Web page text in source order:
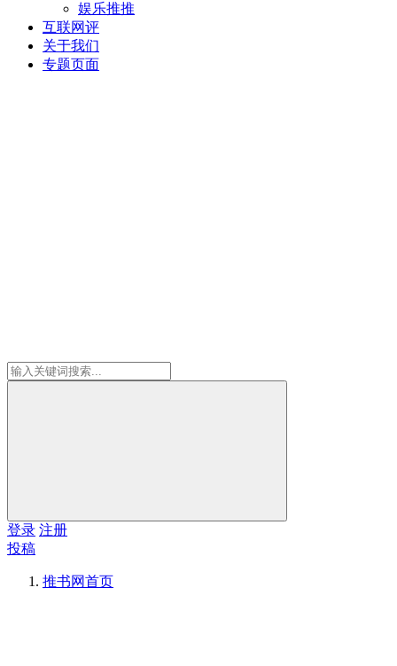
娱乐推推
互联网评
关于我们
专题页面
登录 注册
投稿
推书网首页